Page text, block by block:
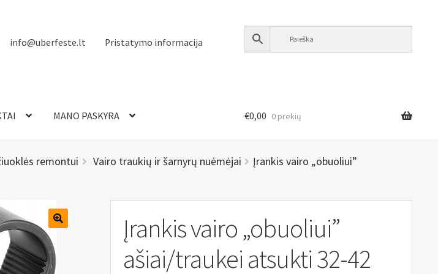
info@uberfeste.lt Pristatymo informacija
MANO PASKYRA €0,00 0 prekių
remontui Vairo traukių ir šarnyrų nuėmėjai
Įrankis vairo „obuoliui”
Įrankis vairo „obuoliui”
ašiai/traukei atsukti 32-42